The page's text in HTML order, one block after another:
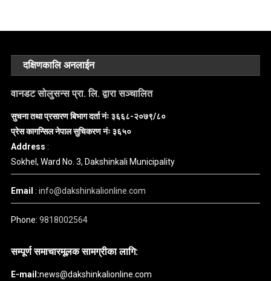
दक्षिणकालि अनलाईन
वानडट सोलुसन्स प्रा. लि. द्वारा सञ्चालित
सुचना तथा प्रसारण बिभाग दर्ता नंः ३६६८-२०७९/८०
प्रेस कागन्सिल नेपाल सुचिकरण नंः ३६५०
Address :
Sokhel, Ward No. 3, Dakshinkali Municipality
Email :info@dakshinkalionline.com
Phone:9818002564
सम्पूर्ण समाचारमूलक सामग्रीका लागि:
E-mail:news@dakshinkalionline.com